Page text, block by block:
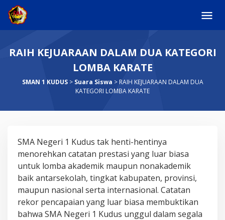
Skip
content
RAIH KEJUARAAN DALAM DUA KATEGORI
LOMBA KARATE
SMAN 1 KUDUS> Suara Siswa >RAIH KEJUARAAN DALAM DUA
KATEGORI LOMBA KARATE
RAIH
KEJUARAAN
DALAM
DUA
KATEGORI
LOMBA
KARATE
SMA Negeri 1 Kudus tak henti-hentinya
menorehkan catatan prestasi yang luar biasa
untuk lomba akademik maupun nonakademik
baik antarsekolah, tingkat kabupaten, provinsi,
maupun nasional serta internasional. Catatan
rekor pencapaian yang luar biasa membuktikan
bahwa SMA Negeri 1 Kudus unggul dalam segala